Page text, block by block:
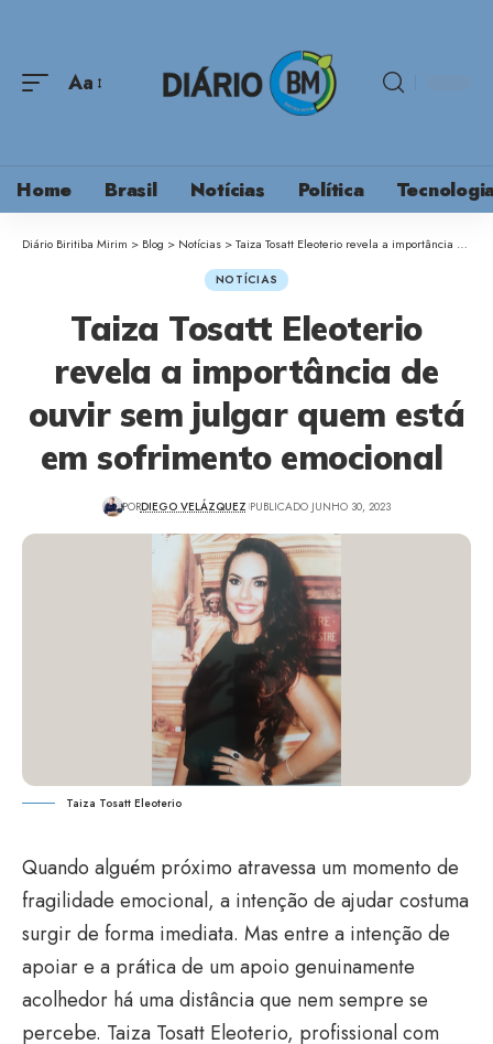
Aa
Home Brasil Notícias Política
Diário Biritiba Mirim > Blog > Notícias >Taiza Tosatt Eleoterio revela a importância de ouvir sem julgar quem está em sofrimento emocional
NOTÍCIAS
Taiza Tosatt Eleoterio
revela a importância de
ouvir sem julgar quem está
em sofrimento emocional
PORDIEGO VELÁZQUEZ PUBLICADO JUNHO 30, 2023
Taiza Tosatt Eleoterio
Quando alguém próximo atravessa um momento de
fragilidade emocional, a intenção de ajudar costuma
surgir de forma imediata. Mas entre a intenção de
apoiar e a prática de um apoio genuinamente
acolhedor há uma distância que nem sempre se
percebe. Taiza Tosatt Eleoterio, profissional com